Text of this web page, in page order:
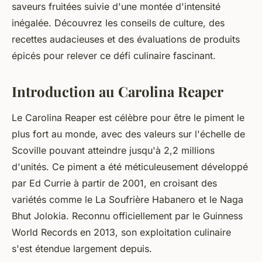
saveurs fruitées suivie d'une montée d'intensité
inégalée. Découvrez les conseils de culture, des
recettes audacieuses et des évaluations de produits
épicés pour relever ce défi culinaire fascinant.
Introduction au Carolina Reaper
Le Carolina Reaper est célèbre pour être le piment le
plus fort au monde, avec des valeurs sur l'échelle de
Scoville pouvant atteindre jusqu'à 2,2 millions
d'unités. Ce piment a été méticuleusement développé
par Ed Currie à partir de 2001, en croisant des
variétés comme le La Soufrière Habanero et le Naga
Bhut Jolokia. Reconnu officiellement par le Guinness
World Records en 2013, son exploitation culinaire
s'est étendue largement depuis.